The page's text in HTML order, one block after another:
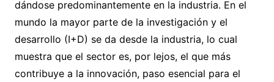
dándose predominantemente en la industria. En el
mundo la mayor parte de la investigación y el
desarrollo (I+D) se da desde la industria, lo cual
muestra que el sector es, por lejos, el que más
contribuye a la innovación, paso esencial para el